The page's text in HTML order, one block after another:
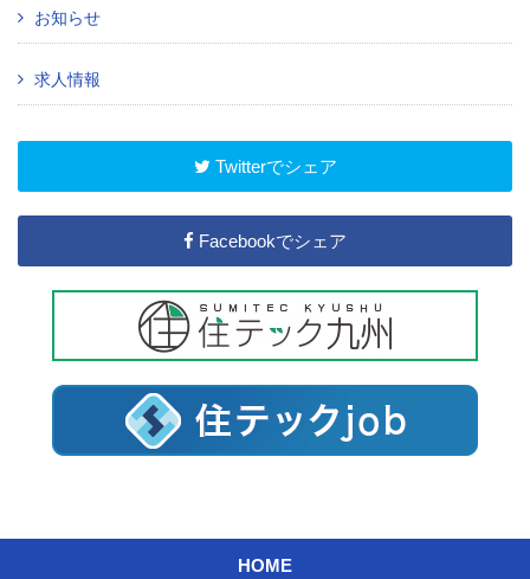
お知らせ
求人情報
Twitterでシェア
Facebookでシェア
HOME